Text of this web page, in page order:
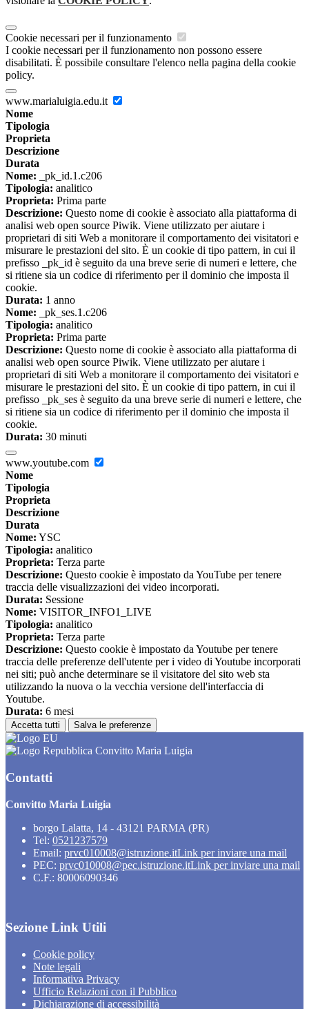
Cookie necessari per il funzionamento
I cookie necessari per il funzionamento non possono essere
disabilitati. È possibile consultare l'elenco nella pagina della cookie
policy.
www.marialuigia.edu.it
Nome
Tipologia
Proprieta
Descrizione
Durata
Nome: _pk_id.1.c206
Tipologia: analitico
Proprieta: Prima parte
Descrizione: Questo nome di cookie è associato alla piattaforma di
analisi web open source Piwik. Viene utilizzato per aiutare i
proprietari di siti Web a monitorare il comportamento dei visitatori e
misurare le prestazioni del sito. È un cookie di tipo pattern, in cui il
prefisso _pk_id è seguito da una breve serie di numeri e lettere, che
si ritiene sia un codice di riferimento per il dominio che imposta il
cookie.
Durata: 1 anno
Nome: _pk_ses.1.c206
Tipologia: analitico
Proprieta: Prima parte
Descrizione: Questo nome di cookie è associato alla piattaforma di
analisi web open source Piwik. Viene utilizzato per aiutare i
proprietari di siti Web a monitorare il comportamento dei visitatori e
misurare le prestazioni del sito. È un cookie di tipo pattern, in cui il
prefisso _pk_ses è seguito da una breve serie di numeri e lettere, che
si ritiene sia un codice di riferimento per il dominio che imposta il
cookie.
Durata: 30 minuti
www.youtube.com
Nome
Tipologia
Proprieta
Descrizione
Durata
Nome: YSC
Tipologia: analitico
Proprieta: Terza parte
Descrizione: Questo cookie è impostato da YouTube per tenere
traccia delle visualizzazioni dei video incorporati.
Durata: Sessione
Nome: VISITOR_INFO1_LIVE
Tipologia: analitico
Proprieta: Terza parte
Descrizione: Questo cookie è impostato da Youtube per tenere
traccia delle preferenze dell'utente per i video di Youtube incorporati
nei siti; può anche determinare se il visitatore del sito web sta
utilizzando la nuova o la vecchia versione dell'interfaccia di
Youtube.
Durata: 6 mesi
Accetta tutti Salva le preferenze
Convitto Maria Luigia
Contatti
Convitto Maria Luigia
borgo Lalatta, 14 - 43121 PARMA (PR)
Tel: 0521237579
Email: prvc010008@istruzione.itLink per inviare una mail
PEC: prvc010008@pec.istruzione.itLink per inviare una mail
C.F.: 80006090346
Sezione Link Utili
Cookie policy
Note legali
Informativa Privacy
Ufficio Relazioni con il Pubblico
Dichiarazione di accessibilità